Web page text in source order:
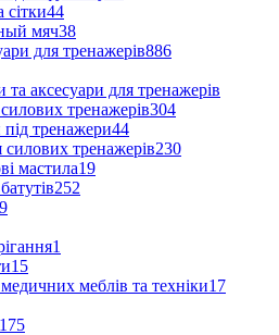
сітки44
мяч38
для тренажерів886
аксесуари для тренажерів
тренажерів304
тренажери44
силових тренажерів230
мастила19
252
9
1
15
меблів та техніки17
175